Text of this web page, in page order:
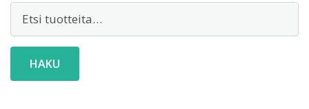
Etsi:
HAKU